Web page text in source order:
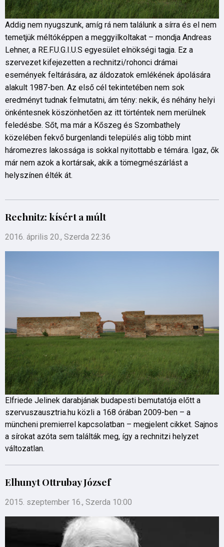
Addig nem nyugszunk, amíg rá nem találunk a sírra és el nem
temetjük méltóképpen a meggyilkoltakat – mondja Andreas
Lehner, a RE.F.U.G.I.U.S egyesület elnökségi tagja. Ez a
szervezet kifejezetten a rechnitzi/rohonci drámai
események feltárására, az áldozatok emlékének ápolására
alakult 1987-ben. Az első cél tekintetében nem sok
eredményt tudnak felmutatni, ám tény: nekik, és néhány helyi
önkéntesnek köszönhetően az itt történtek nem merülnek
feledésbe. Sőt, ma már a Kőszeg és Szombathely
közelében fekvő burgenlandi település alig több mint
háromezres lakossága is sokkal nyitottabb e témára. Igaz, ők
már nem azok a kortársak, akik a tömegmészárlást a
helyszínen élték át.
Rechnitz: kísért a múlt
2016. április 20., Szerda 22:36
Elfriede Jelinek darabjának budapesti bemutatója előtt a
szervuszausztria.hu közli a 168 órában 2009-ben – a
müncheni premierrel kapcsolatban – megjelent cikket. Sajnos
a sírokat azóta sem találták meg, így a rechnitzi helyzet
változatlan.
Elhunyt Ottrubay József
2015. szeptember 16., Szerda 10:00